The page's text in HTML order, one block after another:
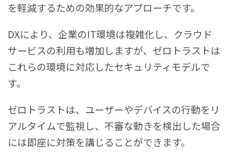
を軽減するための効果的なアプローチです。
DXにより、企業のIT環境は複雑化し、クラウド
サービスの利用も増加しますが、ゼロトラストは
これらの環境に対応したセキュリティモデルで
す。
ゼロトラストは、ユーザーやデバイスの行動をリ
アルタイムで監視し、不審な動きを検出した場合
には即座に対策を講じることができます。